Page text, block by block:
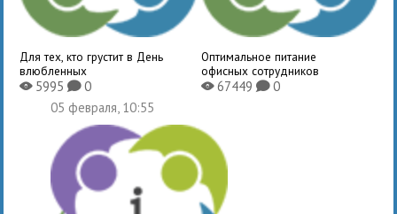
Для тех, кто грустит в День
влюбленных
X5995K0
Оптимальное питание
офисных сотрудников
X67449 K0
05 февраля, 10:55